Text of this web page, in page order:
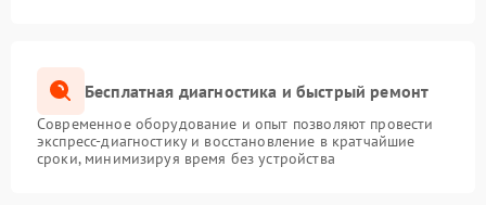
Бесплатная диагностика и быстрый ремонт
Современное оборудование и опыт позволяют провести
экспресс-диагностику и восстановление в кратчайшие
сроки, минимизируя время без устройства